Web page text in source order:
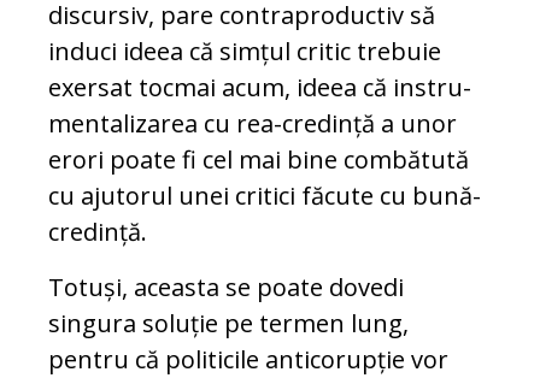
discursiv, pare contra­pro­ductiv să
induci ideea că simțul critic trebuie
exersat tocmai acum, ideea că instru­
men­ta­li­zarea cu rea-credință a unor
erori poate fi cel mai bine combătută
cu ajutorul unei critici făcute cu bună-
credință.
Totuși, aceasta se poate dovedi
singura so­lu­ție pe termen lung,
pentru că politicile an­ti­co­rupție vor